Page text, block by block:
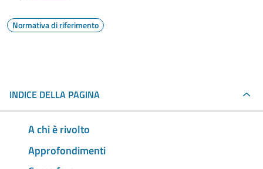
Normativa di riferimento
INDICE DELLA PAGINA
A chi è rivolto
Approfondimenti